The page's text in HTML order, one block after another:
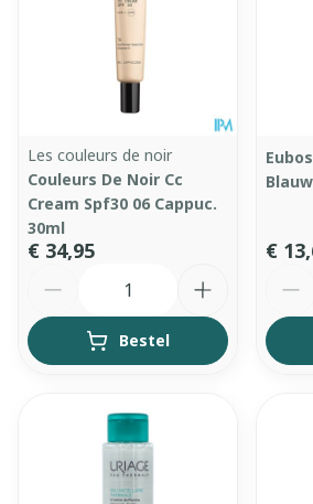
Les couleurs de noir
Couleurs De Noir Cc
Cream Spf30 06 Cappuc.
30ml
€ 34,95
Bestel
€